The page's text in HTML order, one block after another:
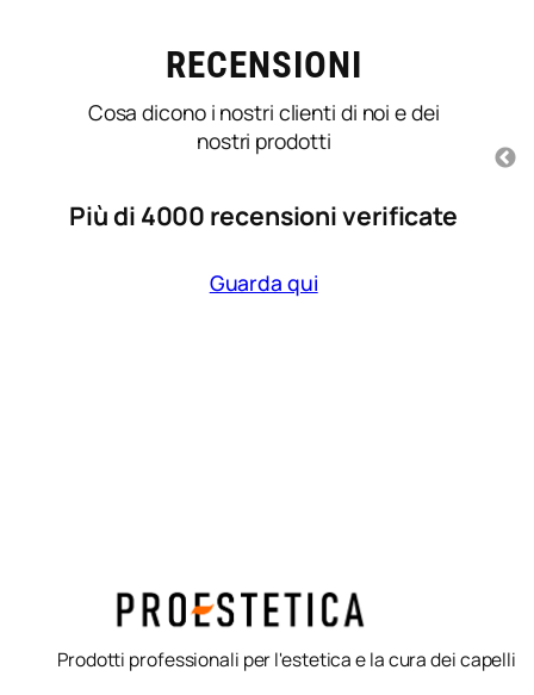
RECENSIONI
Cosa dicono i nostri clienti di noi e dei
nostri prodotti
Più di 4000 recensioni verificate
Guarda qui
Prima volta che uso
parrucchiere e mi sono
trovata molto bene, lascia i
3 mesi fa
Shampoo ricarica per
ma forse dovreste
Prodotti professionali per l'estetica e la cura dei capelli